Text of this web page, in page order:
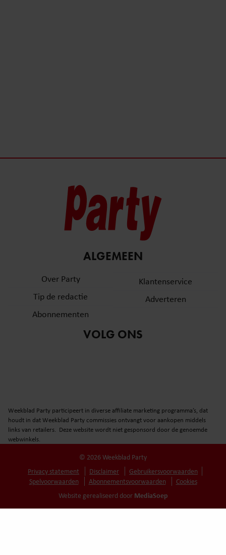
ALGEMEEN
Over Party
Tip de redactie
Abonnementen
Klantenservice
Adverteren
VOLG ONS
Weekblad Party participeert in diverse affiliate marketing programma’s, dat
houdt in dat Weekblad Party commissies ontvangt voor aankopen middels
links van retailers. Deze website wordt niet gesponsord door de genoemde
webwinkels.
© 2026 Weekblad Party
Privacy statement
Disclaimer
Gebruikersvoorwaarden
Spelvoorwaarden
Abonnementsvoorwaarden
Cookies
Website gerealiseerd door MediaSoep